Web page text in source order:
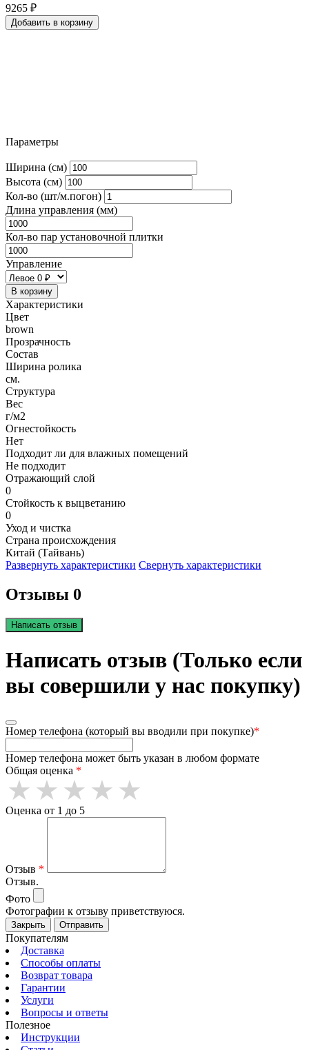
9265 ₽
Добавить в корзину
Параметры
Ширина (см)
Высота (см)
Кол-во (шт/м.погон)
Длина управления (мм)
Кол-во пар установочной плитки
Управление
В корзину
Характеристики
Цвет
brown
Прозрачность
Состав
Ширина ролика
см.
Структура
Вес
г/м2
Огнестойкость
Нет
Подходит ли для влажных помещений
Не подходит
Отражающий слой
0
Стойкость к выцветанию
0
Уход и чистка
Страна происхождения
Китай (Тайвань)
Развернуть характеристики Свернуть характеристики
Отзывы 0
Написать отзыв
Написать отзыв (Только если
вы совершили у нас покупку)
Номер телефона (который вы вводили при покупке)*
Номер телефона может быть указан в любом формате
Общая оценка *
Оценка от 1 до 5
Отзыв *
Отзыв.
Фото
Фотографии к отзыву приветствуюся.
Закрыть Отправить
Покупателям
Доставка
Способы оплаты
Возврат товара
Гарантии
Услуги
Вопросы и ответы
Полезное
Инструкции